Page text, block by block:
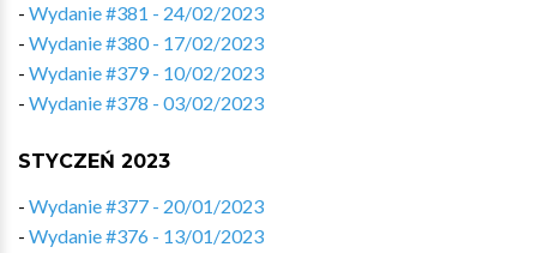
- Wydanie #381 - 24/02/2023
- Wydanie #380 - 17/02/2023
- Wydanie #379 - 10/02/2023
- Wydanie #378 - 03/02/2023
STYCZEŃ 2023
- Wydanie #377 - 20/01/2023
- Wydanie #376 - 13/01/2023